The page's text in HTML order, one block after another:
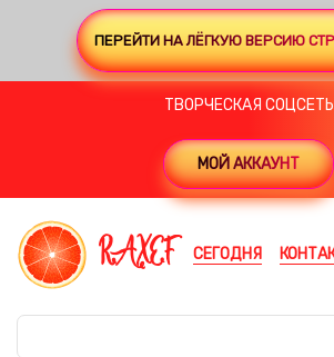
ПЕРЕЙТИ НА ЛЁГКУЮ ВЕРСИЮ
ТВОРЧЕСКАЯ СОЦСЕТЬ
МОЙ АККАУНТ
RAXEF СЕГОДНЯ